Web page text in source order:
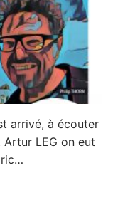
arrivé, à écouter
Artur LEG on eut